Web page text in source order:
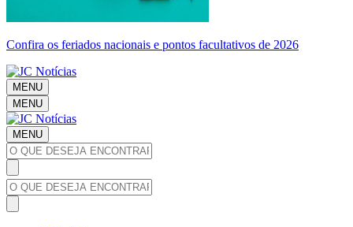
Confira os feriados nacionais e pontos facultativos de 2026
MENU
MENU
MENU